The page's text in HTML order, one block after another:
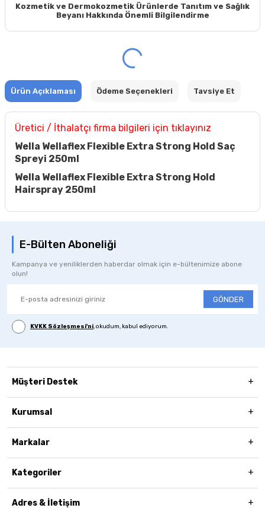
Kozmetik ve Dermokozmetik Ürünlerde Tanıtım ve Sağlık
Beyanı Hakkında Önemli Bilgilendirme
Ürün Açıklaması Ödeme Seçenekleri Tavsiye Et
Üretici / İthalatçı firma bilgileri için tıklayınız
Wella Wellaflex Flexible Extra Strong Hold Saç
Spreyi 250ml
Wella Wellaflex Flexible Extra Strong Hold
Hairspray 250ml
E-Bülten Aboneliği
Kampanya ve yeniliklerden haberdar olmak için e-bültenimize abone
olun!
GÖNDER
KVKK Sözleşmesi'ni, okudum, kabul ediyorum.
Müşteri Destek
Kurumsal
Markalar
Kategoriler
Adres & İletişim